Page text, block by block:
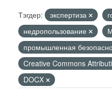
Тэгдер:
экспертиза
недропользование
промышленная
Creative Commons
DOCX